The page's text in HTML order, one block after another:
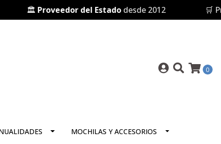
Proveedor del Estadodesde 2012 🛒
0
MOCHILAS Y ACCESORIOS